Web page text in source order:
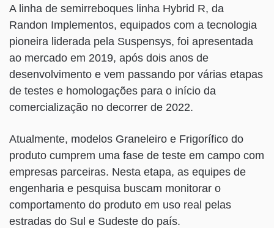
A linha de semirreboques linha Hybrid R, da
Randon Implementos, equipados com a tecnologia
pioneira liderada pela Suspensys, foi apresentada
ao mercado em 2019, após dois anos de
desenvolvimento e vem passando por várias etapas
de testes e homologações para o início da
comercialização no decorrer de 2022.
Atualmente, modelos Graneleiro e Frigorífico do
produto cumprem uma fase de teste em campo com
empresas parceiras. Nesta etapa, as equipes de
engenharia e pesquisa buscam monitorar o
comportamento do produto em uso real pelas
estradas do Sul e Sudeste do país.